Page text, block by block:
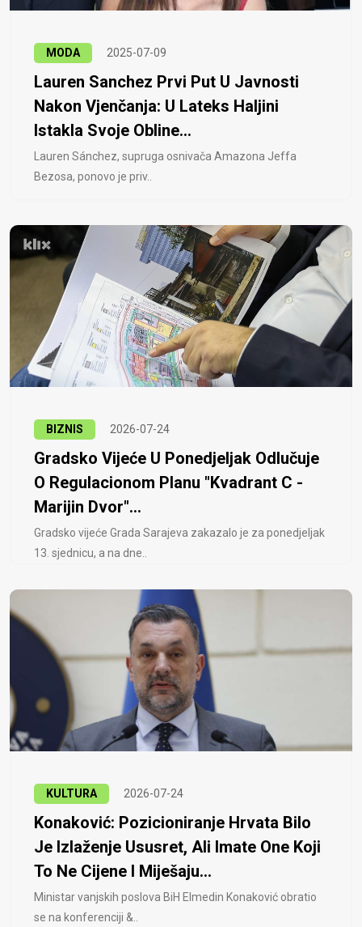
MODA 2025-07-09
Lauren Sanchez Prvi Put U Javnosti
Nakon Vjenčanja: U Lateks Haljini
Istakla Svoje Obline...
Lauren Sánchez, supruga osnivača Amazona Jeffa
Bezosa, ponovo je priv..
BIZNIS 2026-07-24
Gradsko Vijeće U Ponedjeljak Odlučuje
O Regulacionom Planu "Kvadrant C -
Marijin Dvor"...
Gradsko vijeće Grada Sarajeva zakazalo je za ponedjeljak
13. sjednicu, a na dne..
KULTURA 2026-07-24
Konaković: Pozicioniranje Hrvata Bilo
Je Izlaženje Ususret, Ali Imate One Koji
To Ne Cijene I Miješaju...
Ministar vanjskih poslova BiH Elmedin Konaković obratio
se na konferenciji &..